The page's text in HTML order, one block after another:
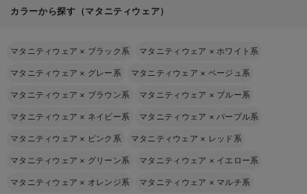
カラーから探す（マタニティウェア）
マタニティウェア × ブラック系 マタニティウェア ×ホワイト系
マタニティウェア × グレー系 マタニティウェア × ベージュ系
マタニティウェア × ブラウン系 マタニティウェア × ブルー系
マタニティウェア × ネイビー系 マタニティウェア ×パープル系
マタニティウェア × ピンク系 マタニティウェア × レッド系
マタニティウェア × グリーン系 マタニティウェア × イエロー系
マタニティウェア × オレンジ系 マタニティウェア × マルチ系